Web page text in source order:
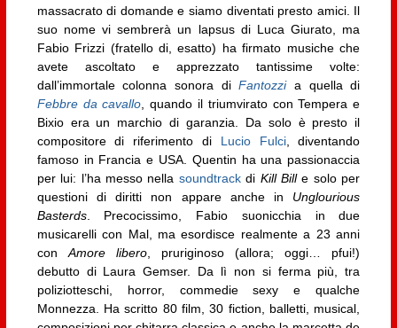
massacrato di domande e siamo diventati presto amici. Il
suo nome vi sembrerà un lapsus di Luca Giurato, ma
Fabio Frizzi (fratello di, esatto) ha firmato musiche che
avete ascoltato e apprezzato tantissime volte:
dall’immortale colonna sonora diFantozzia quella di
Febbre da cavallo , quando il triumvirato con Tempera e
Bixio era un marchio di garanzia. Da solo è presto il
compositore di riferimento di Lucio Fulci, diventando
famoso in Francia e USA. Quentin ha una passionaccia
per lui: l’ha messo nella soundtrackdi Kill Bille solo per
questioni di diritti non appare anche in Unglourious
Basterds. Precocissimo, Fabio suonicchia in due
musicarelli con Mal, ma esordisce realmente a 23 anni
con Amore libero, pruriginoso (allora; oggi… pfui!)
debutto di Laura Gemser. Da lì non si ferma più, tra
poliziotteschi, horror, commedie sexy e qualche
Monnezza. Ha scritto 80 film, 30 fiction, balletti, musical,